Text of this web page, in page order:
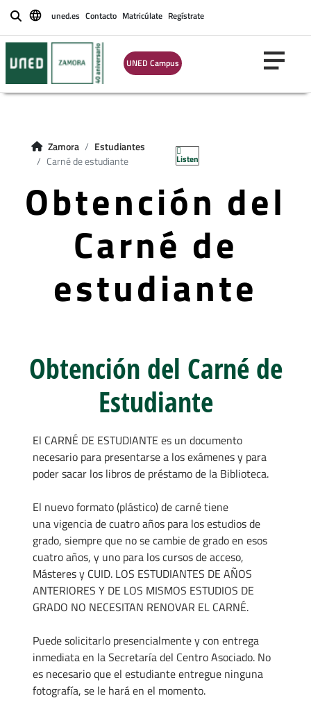
Buscar
uned.es Contacto Matricúlate Regístrate
UNED Campus
Zamora
Estudiantes
Carné de estudiante
Listen
Obtención del
Carné de
estudiante
Obtención del Carné de
Estudiante
El CARNÉ DE ESTUDIANTE es un documento
necesario para presentarse a los exámenes y para
poder sacar los libros de préstamo de la Biblioteca.
El nuevo formato (plástico) de carné tiene
una vigencia de cuatro años para los estudios de
grado, siempre que no se cambie de grado en esos
cuatro años, y uno para los cursos de acceso,
Másteres y CUID. LOS ESTUDIANTES DE AÑOS
ANTERIORES Y DE LOS MISMOS ESTUDIOS DE
GRADO NO NECESITAN RENOVAR EL CARNÉ.
Puede solicitarlo presencialmente y con entrega
inmediata en la Secretaría del Centro Asociado. No
es necesario que el estudiante entregue ninguna
fotografía, se le hará en el momento.